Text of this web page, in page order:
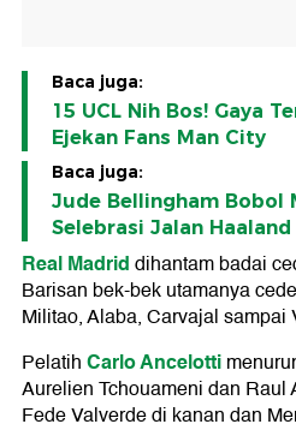
Baca juga:
15 UCL Nih Bos! Gaya
Ejekan Fans Man City
Baca juga:
Jude Bellingham Bobol
Selebrasi Jalan Haaland
Real Madriddihantam badai
Barisan bek-bek utamanya
Militao, Alaba, Carvajal sampai
PelatihCarlo Ancelotti
Aurelien Tchouameni dan Raul
Fede Valverde di kanan dan